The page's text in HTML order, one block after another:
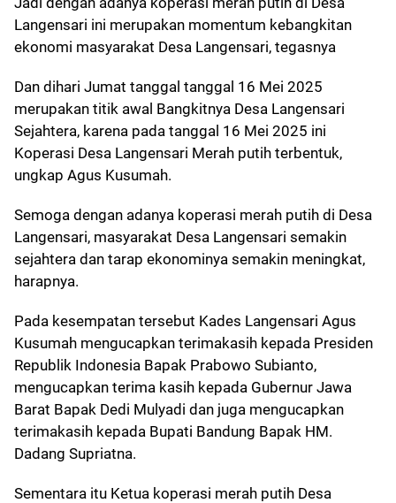
Langensari ini merupakan momentum kebangkitan
ekonomi masyarakat Desa Langensari, tegasnya
Dan dihari Jumat tanggal tanggal 16 Mei 2025
merupakan titik awal Bangkitnya Desa Langensari
Sejahtera, karena pada tanggal 16 Mei 2025 ini
Koperasi Desa Langensari Merah putih terbentuk,
ungkap Agus Kusumah.
Semoga dengan adanya koperasi merah putih di Desa
Langensari, masyarakat Desa Langensari semakin
sejahtera dan tarap ekonominya semakin meningkat,
harapnya.
Pada kesempatan tersebut Kades Langensari Agus
Kusumah mengucapkan terimakasih kepada Presiden
Republik Indonesia Bapak Prabowo Subianto,
mengucapkan terima kasih kepada Gubernur Jawa
Barat Bapak Dedi Mulyadi dan juga mengucapkan
terimakasih kepada Bupati Bandung Bapak HM.
Dadang Supriatna.
Sementara itu Ketua koperasi merah putih Desa